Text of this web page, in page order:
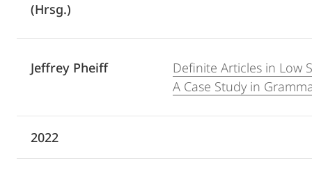
(Hrsg.)
Jeffrey Pheiff
Definite Articles in Low
A Case Study in
2022